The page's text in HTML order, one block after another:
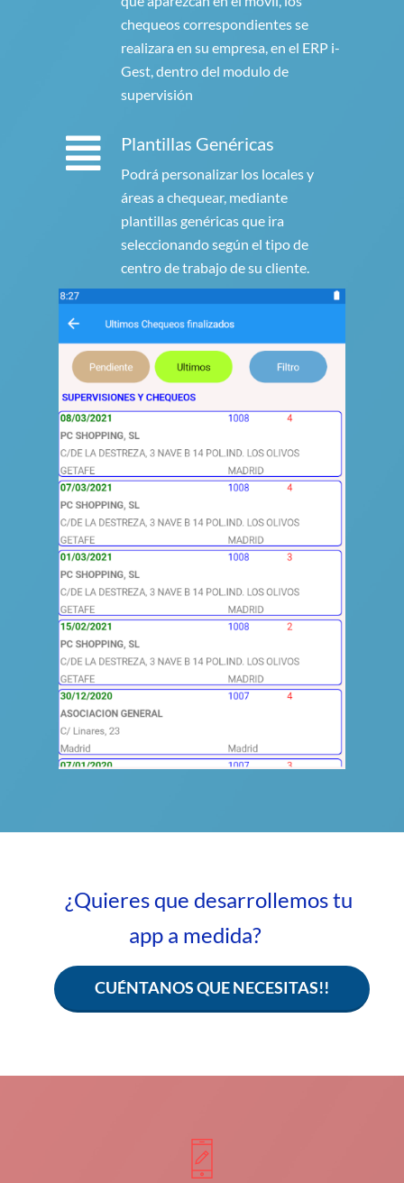
chequeos correspondientes se
realizara en su empresa, en el ERP i-
Gest, dentro del modulo de
supervisión
Plantillas Genéricas
Podrá personalizar los locales y
áreas a chequear, mediante
plantillas genéricas que ira
seleccionando según el tipo de
centro de trabajo de su cliente.
¿Quieres que desarrollemos tu
app a medida?
CUÉNTANOS QUE NECESITAS!!